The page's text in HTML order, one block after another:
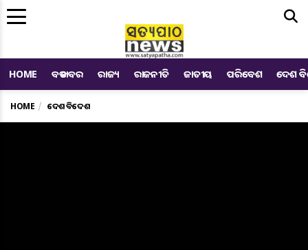
HOME ବଡ ଖବର ରାଜ୍ୟ ରାଜନୀତି ଜାତୀୟ ପରିବେଶ ଦେଶ
HOME ଦେଶ ବିଦେଶ